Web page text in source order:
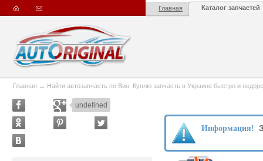
Главная Каталог запчастей
Главная → Найти автозапчасть по Вин. Куплю запчасть в Украине быстро и
undefined
Информация!